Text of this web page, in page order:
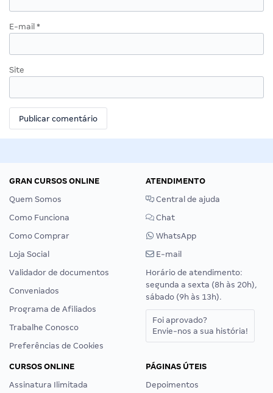
E-mail *
Site
GRAN CURSOS ONLINE
Quem Somos
Como Funciona
Como Comprar
Loja Social
Validador de documentos
Conveniados
Programa de Afiliados
Trabalhe Conosco
Preferências de Cookies
ATENDIMENTO
Central de ajuda
Chat
WhatsApp
E-mail
Horário de atendimento:
segunda a sexta (8h às 20h),
sábado (9h às 13h).
Foi aprovado?
Envie-nos a sua história!
CURSOS ONLINE
Assinatura Ilimitada
PÁGINAS ÚTEIS
Depoimentos